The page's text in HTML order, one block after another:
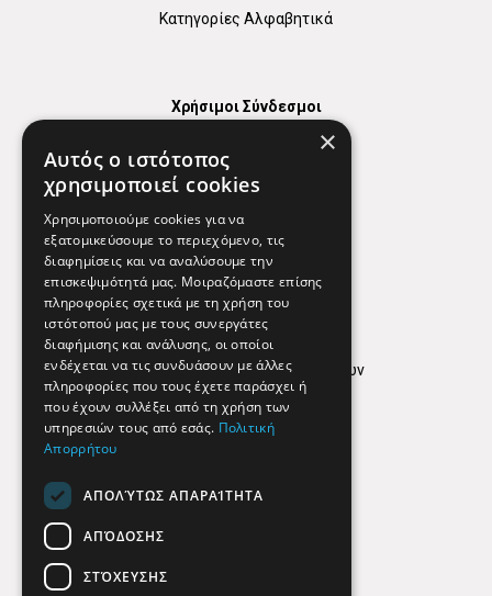
Κατηγορίες Αλφαβητικά
Χρήσιμοι Σύνδεσμοι
Χρήσιμα Τηλέφωνα
Εφημερεύοντα Φαρμακεία
Απόρρητο
Όροι Χρήσης
Πολιτική προστασίας δεδομένων
Findhere
Social Media
×
Αυτός ο ιστότοπος
χρησιμοποιεί cookies
Χρησιμοποιούμε cookies για να
εξατομικεύσουμε το περιεχόμενο, τις
διαφημίσεις και να αναλύσουμε την
επισκεψιμότητά μας. Μοιραζόμαστε επίσης
πληροφορίες σχετικά με τη χρήση του
ιστότοπού μας με τους συνεργάτες
διαφήμισης και ανάλυσης, οι οποίοι
ενδέχεται να τις συνδυάσουν με άλλες
πληροφορίες που τους έχετε παράσχει ή
που έχουν συλλέξει από τη χρήση των
υπηρεσιών τους από εσάς. Πολιτική
Απορρήτου
ΑΠΟΛΎΤΩΣ ΑΠΑΡΑΊΤΗΤΑ
ΑΠΌΔΟΣΗΣ
ΣΤΌΧΕΥΣΗΣ